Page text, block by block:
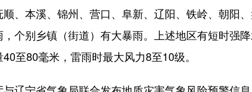
、本溪、锦州、营口、阜新、辽阳、铁岭、朝阳
个别乡镇（街道）有大暴雨。上述地区有短时强
至80毫米，雷雨时最大风力8至10级。